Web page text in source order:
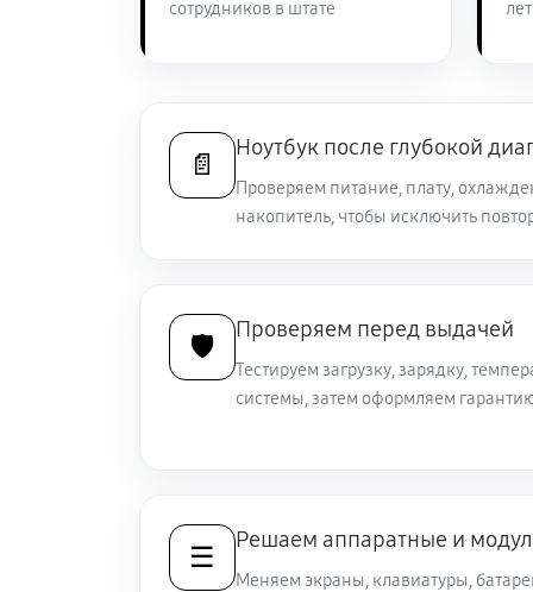
Замена южного моста ноутбука
Настройка Wi-Fi ноутбука Sony
Ремонт петель крышки
Установка драйверов ноутбука
Ремонт цепей питания
сотрудников в штате
📄
Ноутбук после глубокой
Проверяем питание, плату,
накопитель, чтобы исключить
🛡️
Проверяем перед выдачей
Тестируем загрузку, зарядку,
системы, затем оформляем
☰
Решаем аппаратные и
Меняем экраны, клавиатуры,